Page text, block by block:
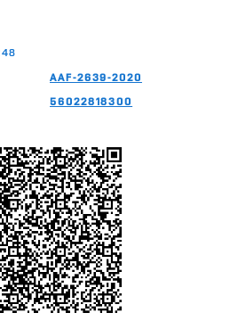
AAF-2639-2020
56022818300